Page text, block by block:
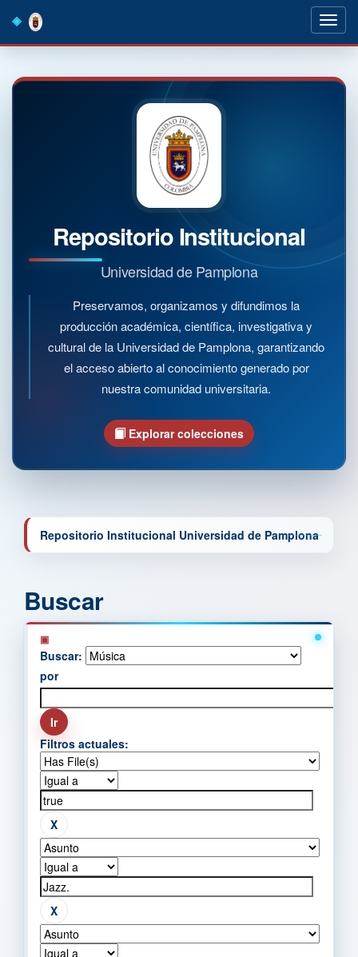
navigation
Repositorio Institucional
Universidad de Pamplona
Preservamos, organizamos y difundimos la
producción académica, científica, investigativa y
cultural de la Universidad de Pamplona, garantizando
el acceso abierto al conocimiento generado por
nuestra comunidad universitaria.
Explorar colecciones
Repositorio Institucional Universidad de Pamplona
Buscar
Buscar:
por
Filtros actuales: